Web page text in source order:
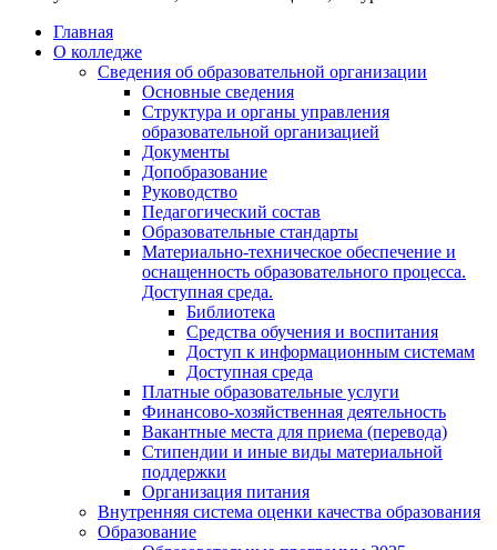
Главная
О колледже
Сведения об образовательной организации
Основные сведения
Структура и органы управления
образовательной организацией
Документы
Допобразование
Руководство
Педагогический состав
Образовательные стандарты
Материально-техническое обеспечение и
оснащенность образовательного процесса.
Доступная среда.
Библиотека
Средства обучения и воспитания
Доступ к информационным системам
Доступная среда
Платные образовательные услуги
Финансово-хозяйственная деятельность
Вакантные места для приема (перевода)
Стипендии и иные виды материальной
поддержки
Организация питания
Внутренняя система оценки качества образования
Образование